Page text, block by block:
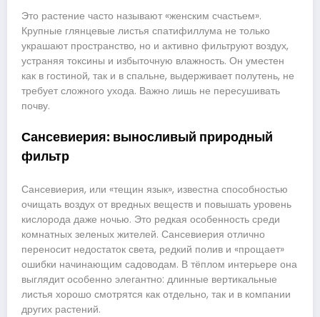
Это растение часто называют «женским счастьем».
Крупные глянцевые листья спатифиллума не только
украшают пространство, но и активно фильтруют воздух,
устраняя токсины и избыточную влажность. Он уместен
как в гостиной, так и в спальне, выдерживает полутень, не
требует сложного ухода. Важно лишь не пересушивать
почву.
Сансевиерия: выносливый природный
фильтр
Сансевиерия, или «тещин язык», известна способностью
очищать воздух от вредных веществ и повышать уровень
кислорода даже ночью. Это редкая особенность среди
комнатных зеленых жителей. Сансевиерия отлично
переносит недостаток света, редкий полив и «прощает»
ошибки начинающим садоводам. В тёплом интерьере она
выглядит особенно элегантно: длинные вертикальные
листья хорошо смотрятся как отдельно, так и в компании
других растений.